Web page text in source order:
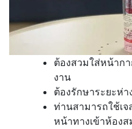
ต้องสวมใส่หน้าก
งาน
ต้องรักษาระยะห่
ท่านสามารถใช้เจ
หน้าทางเข้าห้อง